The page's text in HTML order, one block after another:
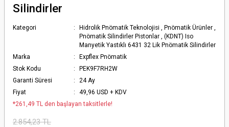
Silindirler
Kategori Hidrolik Pnömatik Teknolojisi , Pnömatik Ürünler ,
Pnömatik Silindirler Pistonlar ,(KDNT) Iso
Manyetik Yastıklı 6431 32 Lik Pnömatik Silindirler
Marka
Expflex Pnömatik
Stok Kodu
PEK9F7RH2W
Garanti Süresi
24 Ay
Fiyat
49,96 USD + KDV
*261,49 TL den başlayan taksitlerle!
2.854,23 TL